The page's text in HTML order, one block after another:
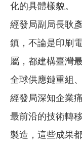
化的具體樣貌。
經發局副局長耿
鎮，不論是印刷
屬，都建構臺灣
全球供應鏈重組
經發局深知企業
最前沿的技術轉
製造，這些成果